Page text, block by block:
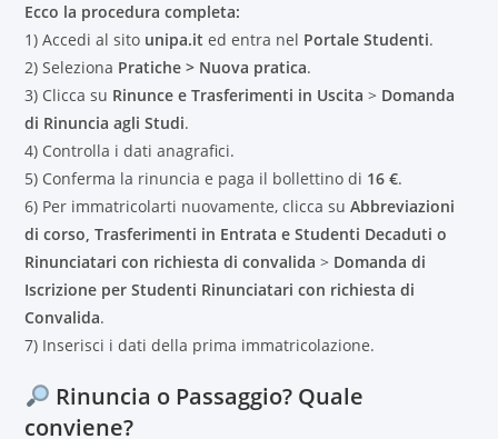
Ecco la procedura completa:
1) Accedi al sito unipa.it ed entra nel Portale Studenti.
2) Seleziona Pratiche > Nuova pratica.
3) Clicca su Rinunce e Trasferimenti in Uscita > Domanda
di Rinuncia agli Studi.
4) Controlla i dati anagrafici.
5) Conferma la rinuncia e paga il bollettino di 16 €.
6) Per immatricolarti nuovamente, clicca suAbbreviazioni
di corso, Trasferimenti in Entrata e Studenti Decaduti o
Rinunciatari con richiesta di convalida > Domanda di
Iscrizione per Studenti Rinunciatari con richiesta di
Convalida.
7) Inserisci i dati della prima immatricolazione.
Rinuncia o Passaggio? Quale
conviene?